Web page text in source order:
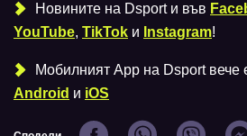
Новините на Dsport и във
YouTube, TikTok и Instagram!
Мобилният Аpp на Dsport вече е
Android и iOS